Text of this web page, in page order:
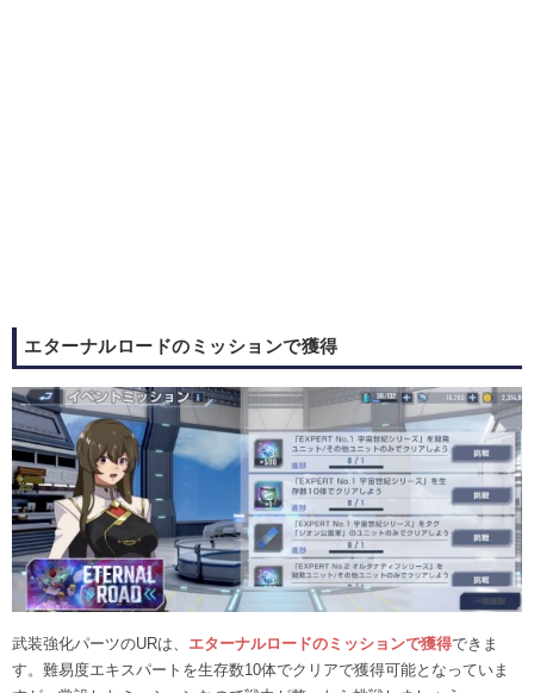
エターナルロードのミッションで獲得
武装強化パーツのURは、 エターナルロードのミッションで獲得できま
す。難易度エキスパートを生存数10体でクリアで獲得可能となっていま